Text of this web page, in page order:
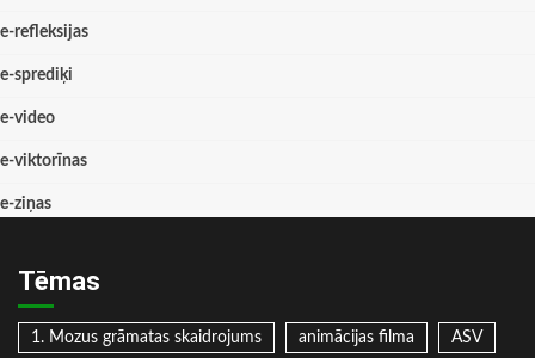
e-refleksijas
e-sprediķi
e-video
e-viktorīnas
e-ziņas
Tēmas
1. Mozus grāmatas skaidrojums animācijas filma ASV